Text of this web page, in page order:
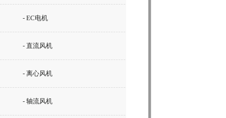
- EC电机
- 直流风机
- 离心风机
- 轴流风机